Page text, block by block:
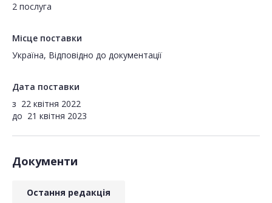
2 послуга
Місце поставки
Україна, Відповідно до документації
Дата поставки
з 22 квітня 2022
до 21 квітня 2023
Документи
Остання редакція